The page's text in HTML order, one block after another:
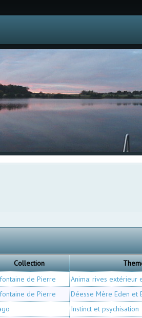
Collection
de Pierre
Anima: rives extérieur
de Pierre
Déesse Mère Eden et
Instinct et psychisation